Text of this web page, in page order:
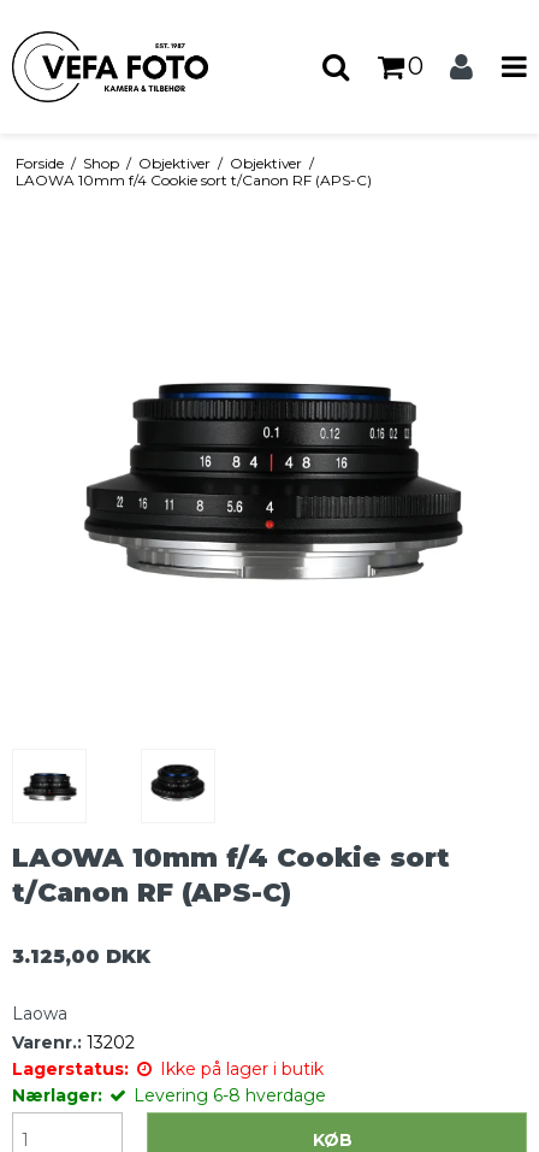
0
Forside / Shop / Objektiver / Objektiver /
LAOWA 10mm f/4 Cookie sort t/Canon RF (APS-C)
LAOWA 10mm f/4 Cookie sort
t/Canon RF (APS-C)
3.125,00 DKK
Laowa
Varenr.: 13202
Lagerstatus:
Ikke på lager i butik
Nærlager:
Levering 6-8 hverdage
KØB